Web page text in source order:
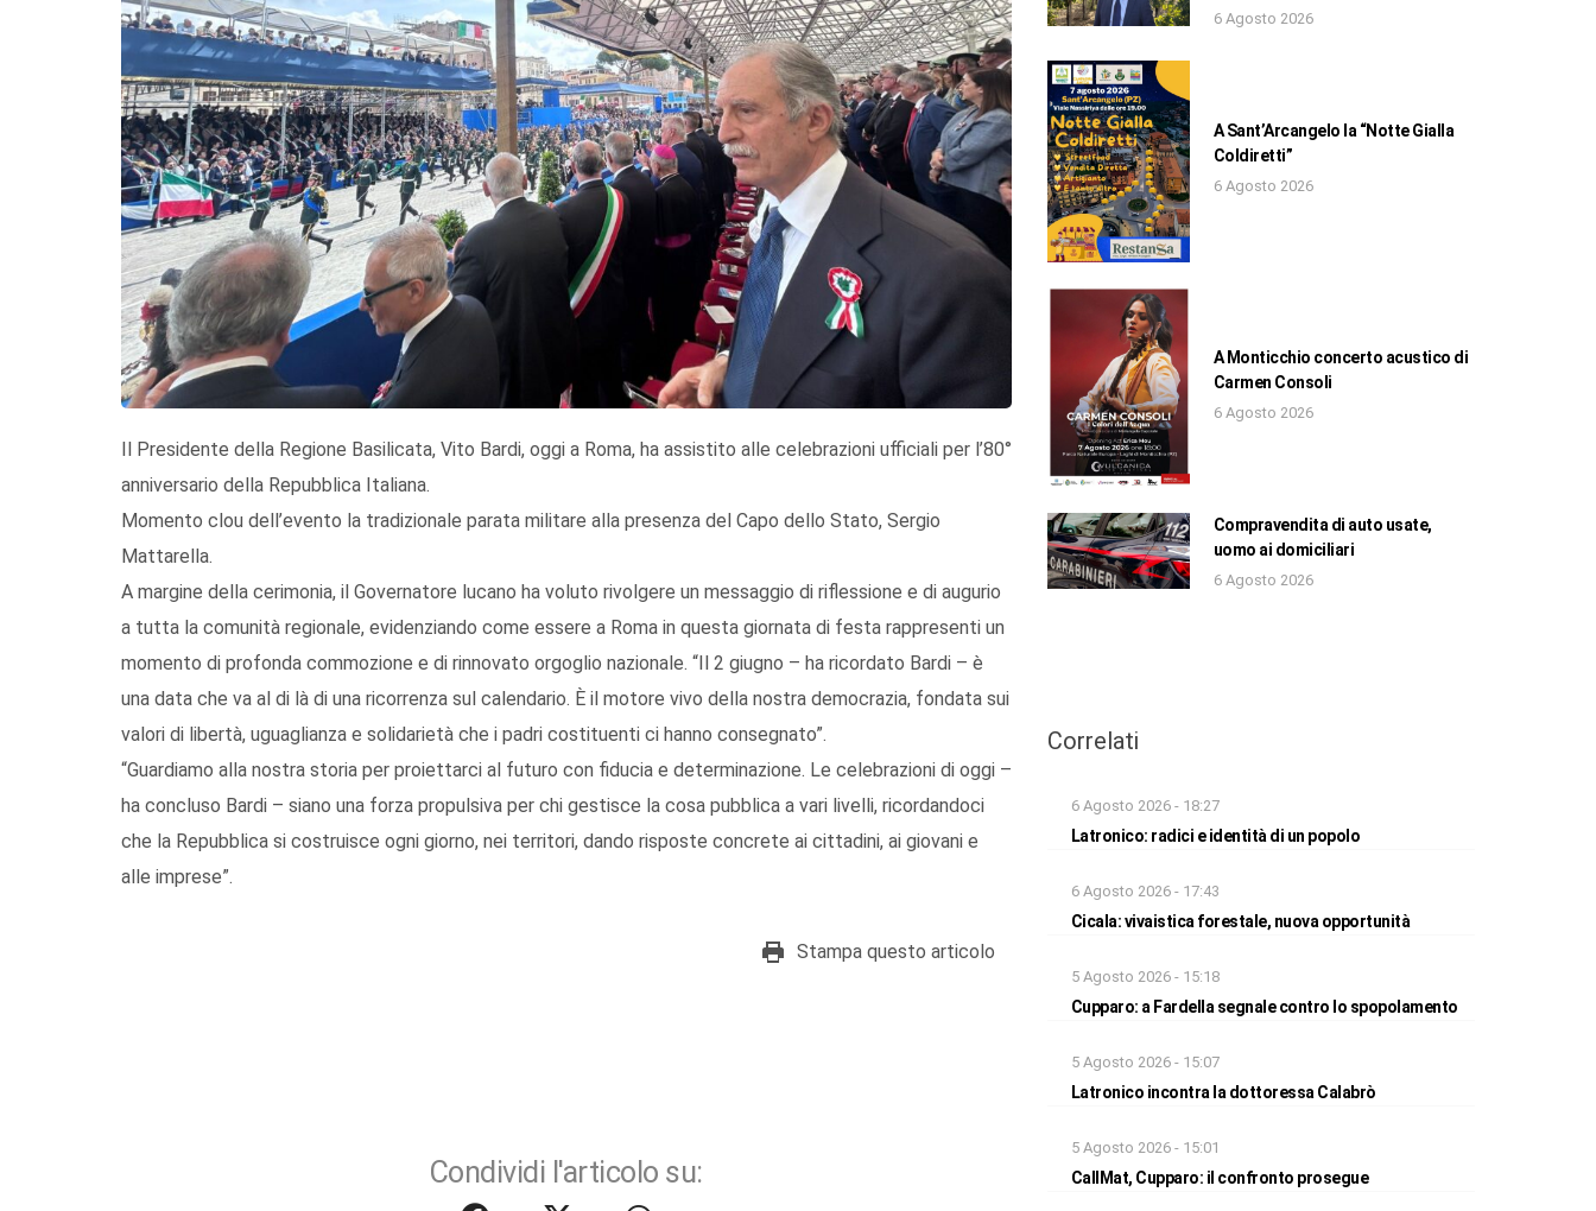
Il Presidente della Regione Basilicata, Vito Bardi, oggi a Roma, ha assistito alle celebrazioni ufficiali per l’80°
anniversario della Repubblica Italiana.
Momento clou dell’evento la tradizionale parata militare alla presenza del Capo dello Stato, Sergio
Mattarella.
A margine della cerimonia, il Governatore lucano ha voluto rivolgere un messaggio di riflessione e di augurio
a tutta la comunità regionale, evidenziando come essere a Roma in questa giornata di festa rappresenti un
momento di profonda commozione e di rinnovato orgoglio nazionale. “Il 2 giugno – ha ricordato Bardi – è
una data che va al di là di una ricorrenza sul calendario. È il motore vivo della nostra democrazia, fondata sui
valori di libertà, uguaglianza e solidarietà che i padri costituenti ci hanno consegnato”.
“Guardiamo alla nostra storia per proiettarci al futuro con fiducia e determinazione. Le celebrazioni di oggi –
ha concluso Bardi – siano una forza propulsiva per chi gestisce la cosa pubblica a vari livelli, ricordandoci
che la Repubblica si costruisce ogni giorno, nei territori, dando risposte concrete ai cittadini, ai giovani e
alle imprese”.
Stampa questo articolo
Condividi l'articolo su:
6 Agosto 2026
A Sant’Arcangelo la “Notte Gialla
Coldiretti”
6 Agosto 2026
A Monticchio concerto acustico di
Carmen Consoli
6 Agosto 2026
Compravendita di auto usate,
uomo ai domiciliari
6 Agosto 2026
Correlati
6 Agosto 2026 - 18:27
Latronico: radici e identità di un popolo
6 Agosto 2026 - 17:43
Cicala: vivaistica forestale, nuova opportunità
5 Agosto 2026 - 15:18
Cupparo: a Fardella segnale contro lo spopolamento
5 Agosto 2026 - 15:07
Latronico incontra la dottoressa Calabrò
5 Agosto 2026 - 15:01
CallMat, Cupparo: il confronto prosegue